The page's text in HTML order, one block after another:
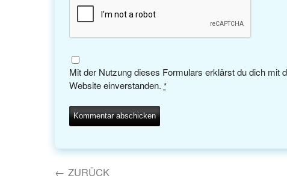
Mit der Nutzung dieses Formulars erklärst du dich mit
Website einverstanden. *
← ZURÜCK